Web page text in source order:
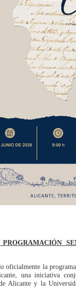
PROGRAMACIÓN
oficialmente la
una iniciativa
Alicante y la